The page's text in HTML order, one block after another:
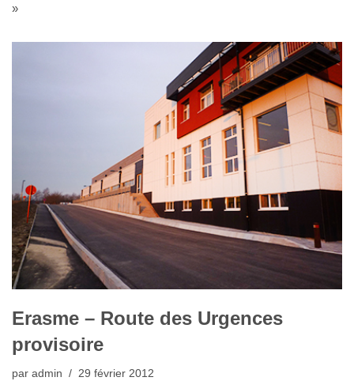
»
Erasme – Route des Urgences
provisoire
par admin 29 février 2012